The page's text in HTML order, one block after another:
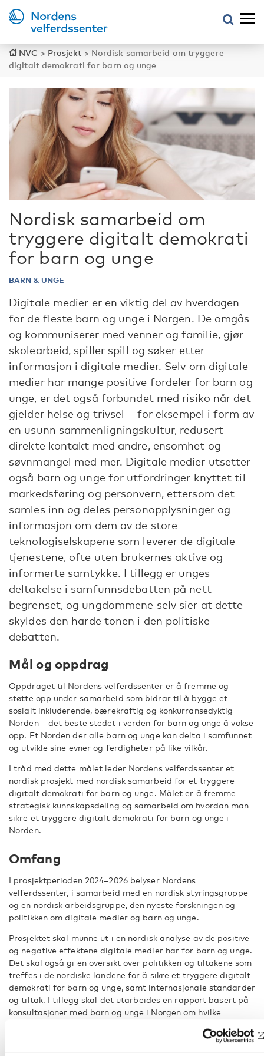
NVC > Prosjekt > Nordisk samarbeid om tryggere
digitalt demokrati for barn og unge
Nordisk samarbeid om
tryggere digitalt demokrati
for barn og unge
BARN & UNGE
Digitale medier er en viktig del av hverdagen
for de fleste barn og unge i Norgen. De omgås
og kommuniserer med venner og familie, gjør
skolearbeid, spiller spill og søker etter
informasjon i digitale medier. Selv om digitale
medier har mange positive fordeler for barn og
unge, er det også forbundet med risiko når det
gjelder helse og trivsel – for eksempel i form av
en usunn sammenligningskultur, redusert
direkte kontakt med andre, ensomhet og
søvnmangel med mer. Digitale medier utsetter
også barn og unge for utfordringer knyttet til
markedsføring og personvern, ettersom det
samles inn og deles personopplysninger og
informasjon om dem av de store
teknologiselskapene som leverer de digitale
tjenestene, ofte uten brukernes aktive og
informerte samtykke. I tillegg er unges
deltakelse i samfunnsdebatten på nett
begrenset, og ungdommene selv sier at dette
skyldes den harde tonen i den politiske
debatten.
Mål og oppdrag
Oppdraget til Nordens velferdssenter er å fremme og
støtte opp under samarbeid som bidrar til å bygge et
sosialt inkluderende, bærekraftig og konkurransedyktig
Norden – det beste stedet i verden for barn og unge å vokse
opp. Et Norden der alle barn og unge kan delta i samfunnet
og utvikle sine evner og ferdigheter på like vilkår.
I tråd med dette målet leder Nordens velferdssenter et
nordisk prosjekt med nordisk samarbeid for et tryggere
digitalt demokrati for barn og unge. Målet er å fremme
strategisk kunnskapsdeling og samarbeid om hvordan man
sikre et tryggere digitalt demokrati for barn og unge i
Norden.
Omfang
I prosjektperioden 2024–2026 belyser Nordens
velferdssenter, i samarbeid med en nordisk styringsgruppe
og en nordisk arbeidsgruppe, den nyeste forskningen og
politikken om digitale medier og barn og unge.
Prosjektet skal munne ut i en nordisk analyse av de positive
og negative effektene digitale medier har for barn og unge.
Det skal også gi en oversikt over politikken og tiltakene som
treffes i de nordiske landene for å sikre et tryggere digitalt
demokrati for barn og unge, samt internasjonale standarder
og tiltak. I tillegg skal det utarbeides en rapport basert på
konsultasjoner med barn og unge i Norgen om hvilke
utarbeides et sett med felles nordiske anbefalinger på